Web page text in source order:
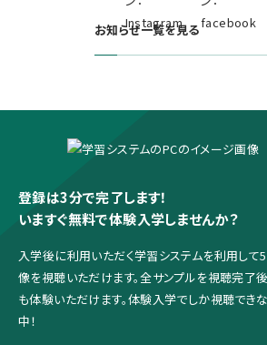
お知らせ一覧を見る
登録は3分で完了します！
いますぐ無料で体験入学しませんか？
入学後に利用いただく学習システムを利用して
像を視聴いただけます。全サンプルを視聴完了後
も体験いただけます。体験入学でしか視聴でき
中！